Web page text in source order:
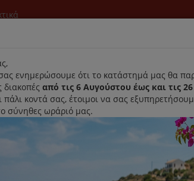
Παραλαβή-
Ψυγείου LG ADQ32617703
ενημερώσουμε ότι το κατάστημά μας θα
διακοπές από τις 6 Αυγούστου έως και τις
πάλι κοντά σας, έτοιμοι να σας
σύνηθες ωράριό μας.